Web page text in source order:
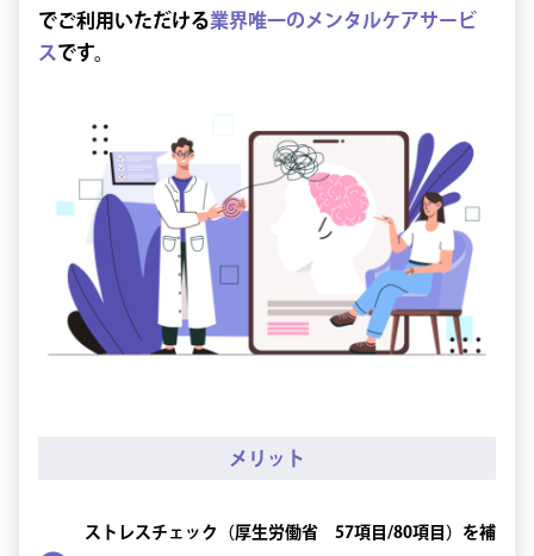
でご利用いただける業界唯一のメンタルケアサービ
スです。
メリット
ストレスチェック（厚生労働省 57項目/80項目）を補